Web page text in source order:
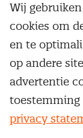
Service &
Over inkoop
Netwerk en
Aanmelden
Word lid van
Populaire
Aanbesteden
Onderhandelen
Trainingen
Opleidingen
Maatwerk
Wij
cookies om
en te
op andere
advertentie
toestemming
privacy